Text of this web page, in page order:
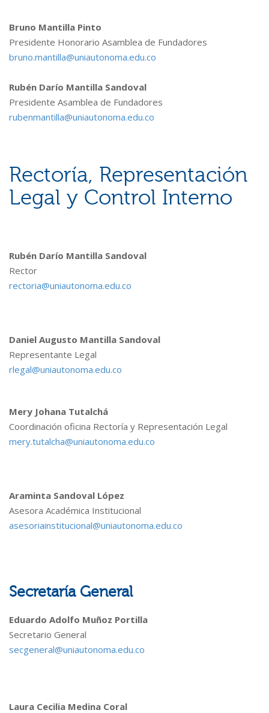
Bruno Mantilla Pinto
Presidente Honorario Asamblea de Fundadores
bruno.mantilla@uniautonoma.edu.co
Rubén Darío Mantilla Sandoval
Presidente Asamblea de Fundadores
rubenmantilla@uniautonoma.edu.co
Rectoría, Representación
Legal y Control Interno
Rubén Darío Mantilla Sandoval
Rector
rectoria@uniautonoma.edu.co
Daniel Augusto Mantilla Sandoval
Representante Legal
rlegal@uniautonoma.edu.co
Mery Johana Tutalchá
Coordinación oficina Rectoría y Representación Legal
mery.tutalcha@uniautonoma.edu.co
Araminta Sandoval López
Asesora Académica Institucional
asesoriainstitucional@uniautonoma.edu.co
Secretaría General
Eduardo Adolfo Muñoz Portilla
Secretario General
secgeneral@uniautonoma.edu.co
Laura Cecilia Medina Coral